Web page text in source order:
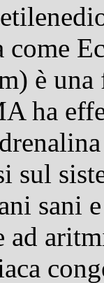
come
è
ha
sul
sani
ad